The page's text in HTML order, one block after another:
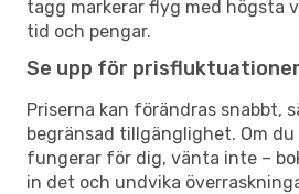
tagg markerar flyg med högsta
tid och pengar.
Se upp för prisfluktuationer
Priserna kan förändras snabbt,
begränsad tillgänglighet. Om
fungerar för dig, vänta inte –
in det och undvika